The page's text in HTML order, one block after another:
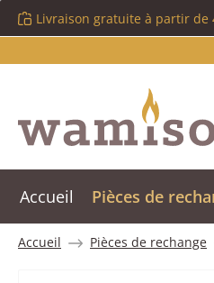
au contenu principal
Passer à la recherche
Passer à la navigation
Livraison gratuite à partir de
Accueil Pièces de
Accueil Pièces de rechange